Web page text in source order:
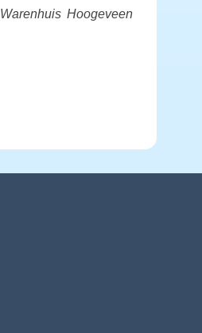
Warenhuis Hoogeveen